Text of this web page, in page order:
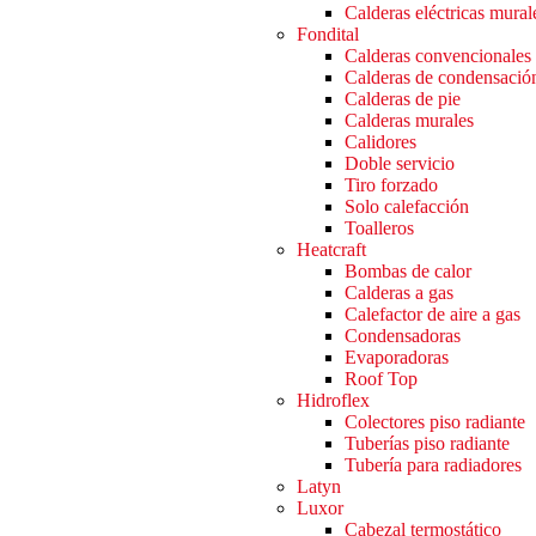
Calderas eléctricas
Fondital
Calderas convencionales
Calderas de
Calderas de pie
Calderas murales
Calidores
Doble servicio
Tiro forzado
Solo calefacción
Toalleros
Heatcraft
Bombas de calor
Calderas a gas
Calefactor de aire a gas
Condensadoras
Evaporadoras
Roof Top
Hidroflex
Colectores piso radiante
Tuberías piso radiante
Tubería para radiadores
Latyn
Luxor
Cabezal termostático